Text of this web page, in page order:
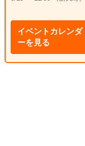
イベントカレンダ
ーを見る